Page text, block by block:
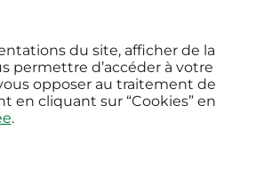
du site, afficher de la
permettre d’accéder à votre
opposer au traitement de
en cliquant sur “Cookies” en
.